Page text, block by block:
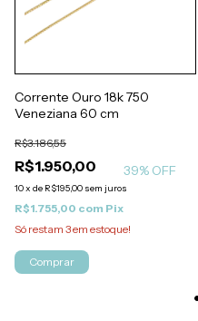
Corrente Ouro 18k 750
Veneziana 60 cm
R$1.950,00
R$3.186,55
39% OFF
10x de R$195,00 sem juros
R$1.755,00 com Pix
Só restam 3em estoque!
Comprar